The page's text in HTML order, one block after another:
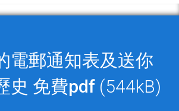
電郵通知表及送你
史 免費pdf (544kB)